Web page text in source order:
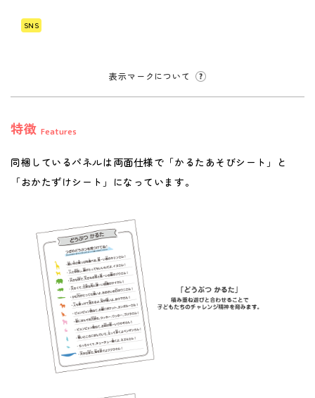
SNS
表示マークについて
特徴 Features
同梱しているパネルは両面仕様で「かるたあそびシート」と
「おかたずけシート」になっています。